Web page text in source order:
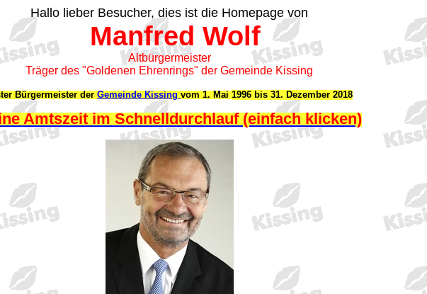
Hallo lieber Besucher, dies ist die Homepage von
Manfred Wolf
Altbürgermeister
Träger des "Goldenen Ehrenrings" der Gemeinde Kissing
Bürgermeister der Gemeinde Kissing vom 1. Mai 1996 bis 31. Dezember 2018
Amtszeit im Schnelldurchlauf (einfach klicken)